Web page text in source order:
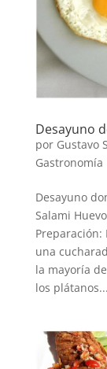
Desayuno
por Gustavo
Gastronomía
Desayuno
Salami
Preparación:
una
la mayoría
los plátanos...